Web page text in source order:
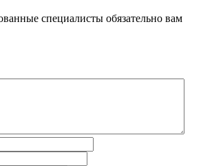
специалисты обязательно вам